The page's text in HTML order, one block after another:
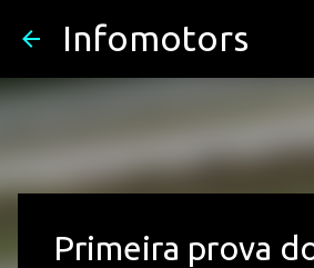
Infomotors
Primeira prova